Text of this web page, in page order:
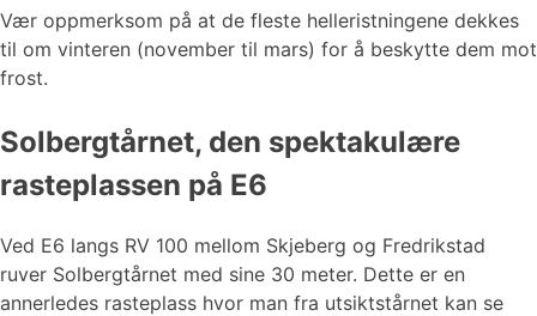
Vær oppmerksom på at de fleste helleristningene dekkes
til om vinteren (november til mars) for å beskytte dem mot
frost.
Solbergtårnet, den spektakulære
rasteplassen på E6
Ved E6 langs RV 100 mellom Skjeberg og Fredrikstad
ruver Solbergtårnet med sine 30 meter. Dette er en
annerledes rasteplass hvor man fra utsiktstårnet kan se